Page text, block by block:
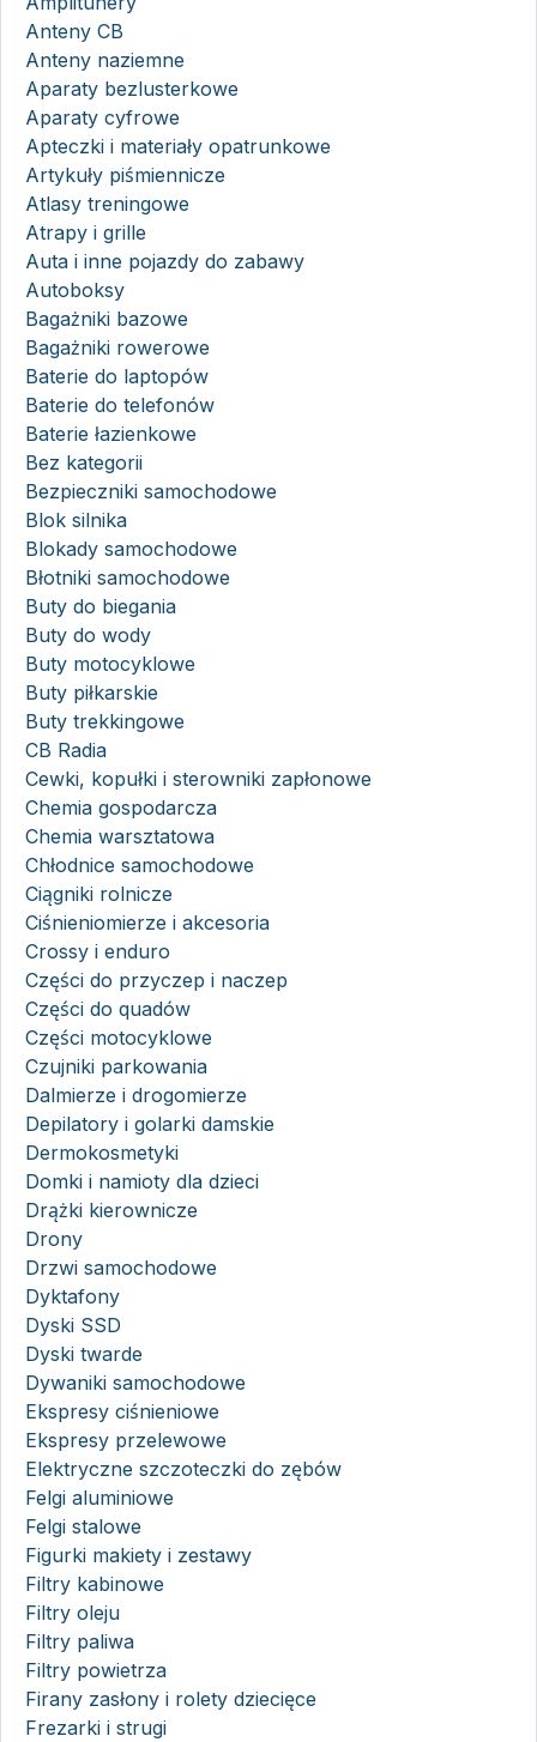
Anteny CB
Anteny naziemne
Aparaty bezlusterkowe
Aparaty cyfrowe
Apteczki i materiały opatrunkowe
Artykuły piśmiennicze
Atlasy treningowe
Atrapy i grille
Auta i inne pojazdy do zabawy
Autoboksy
Bagażniki bazowe
Bagażniki rowerowe
Baterie do laptopów
Baterie do telefonów
Baterie łazienkowe
Bez kategorii
Bezpieczniki samochodowe
Blok silnika
Blokady samochodowe
Błotniki samochodowe
Buty do biegania
Buty do wody
Buty motocyklowe
Buty piłkarskie
Buty trekkingowe
CB Radia
Cewki, kopułki i sterowniki zapłonowe
Chemia gospodarcza
Chemia warsztatowa
Chłodnice samochodowe
Ciągniki rolnicze
Ciśnieniomierze i akcesoria
Crossy i enduro
Części do przyczep i naczep
Części do quadów
Części motocyklowe
Czujniki parkowania
Dalmierze i drogomierze
Depilatory i golarki damskie
Dermokosmetyki
Domki i namioty dla dzieci
Drążki kierownicze
Drony
Drzwi samochodowe
Dyktafony
Dyski SSD
Dyski twarde
Dywaniki samochodowe
Ekspresy ciśnieniowe
Ekspresy przelewowe
Elektryczne szczoteczki do zębów
Felgi aluminiowe
Felgi stalowe
Figurki makiety i zestawy
Filtry kabinowe
Filtry oleju
Filtry paliwa
Filtry powietrza
Firany zasłony i rolety dziecięce
Frezarki i strugi